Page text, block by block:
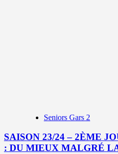
Seniors Gars 2
SAISON 23/24 – 2ÈME
: DU MIEUX MALGRÉ